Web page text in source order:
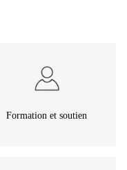
Formation et soutien